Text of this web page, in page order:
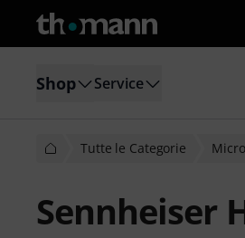
Shop Service
Tutte le Categorie
Sennheiser